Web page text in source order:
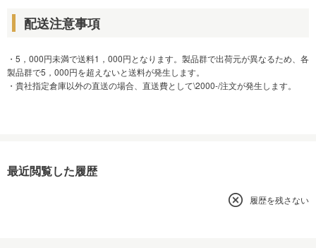
配送注意事項
・5，000円未満で送料1，000円となります。製品群で出荷元が異なるため、各
製品群で5，000円を超えないと送料が発生します。
・貴社指定倉庫以外の直送の場合、直送費として\2000-/注文が発生します。
最近閲覧した履歴
履歴を残さない